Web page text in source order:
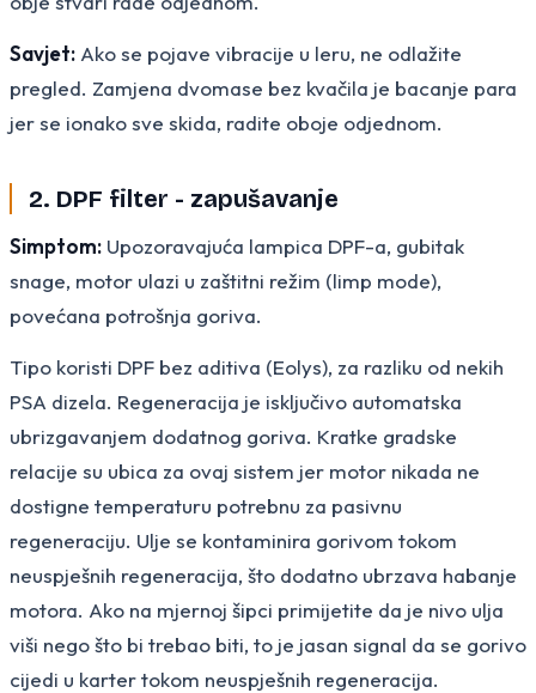
Savjet: Ako se pojave vibracije u leru, ne odlažite
pregled. Zamjena dvomase bez kvačila je bacanje para
jer se ionako sve skida, radite oboje odjednom.
2. DPF filter - zapušavanje
Simptom: Upozoravajuća lampica DPF-a, gubitak
snage, motor ulazi u zaštitni režim (limp mode),
povećana potrošnja goriva.
Tipo koristi DPF bez aditiva (Eolys), za razliku od nekih
PSA dizela. Regeneracija je isključivo automatska
ubrizgavanjem dodatnog goriva. Kratke gradske
relacije su ubica za ovaj sistem jer motor nikada ne
dostigne temperaturu potrebnu za pasivnu
regeneraciju. Ulje se kontaminira gorivom tokom
neuspješnih regeneracija, što dodatno ubrzava habanje
motora. Ako na mjernoj šipci primijetite da je nivo ulja
viši nego što bi trebao biti, to je jasan signal da se gorivo
cijedi u karter tokom neuspješnih regeneracija.